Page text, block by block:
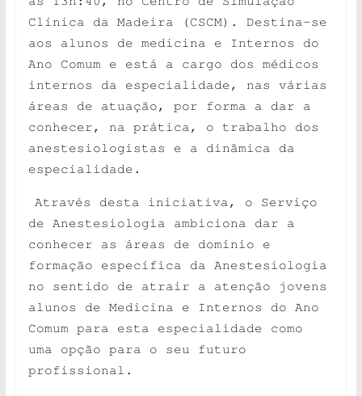
Clínica da Madeira (CSCM). Destina-se
aos alunos de medicina e Internos do
Ano Comum e está a cargo dos médicos
internos da especialidade, nas várias
áreas de atuação, por forma a dar a
conhecer, na prática, o trabalho dos
anestesiologistas e a dinâmica da
especialidade.
Através desta iniciativa, o Serviço
de Anestesiologia ambiciona dar a
conhecer as áreas de domínio e
formação específica da Anestesiologia
no sentido de atrair a atenção jovens
alunos de Medicina e Internos do Ano
Comum para esta especialidade como
uma opção para o seu futuro
profissional.